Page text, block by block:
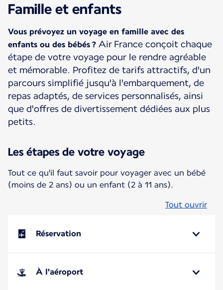
Famille et enfants
Vous prévoyez un voyage en famille avec des
enfants ou des bébés ? Air France conçoit chaque
étape de votre voyage pour le rendre agréable
et mémorable. Profitez de tarifs attractifs, d'un
parcours simplifié jusqu'à l'embarquement, de
repas adaptés, de services personnalisés, ainsi
que d'offres de divertissement dédiées aux plus
petits.
Les étapes de votre voyage
Tout ce qu'il faut savoir pour voyager avec un bébé
(moins de 2 ans) ou un enfant (2 à 11 ans).
Tout ouvrir
Réservation
À l'aéroport